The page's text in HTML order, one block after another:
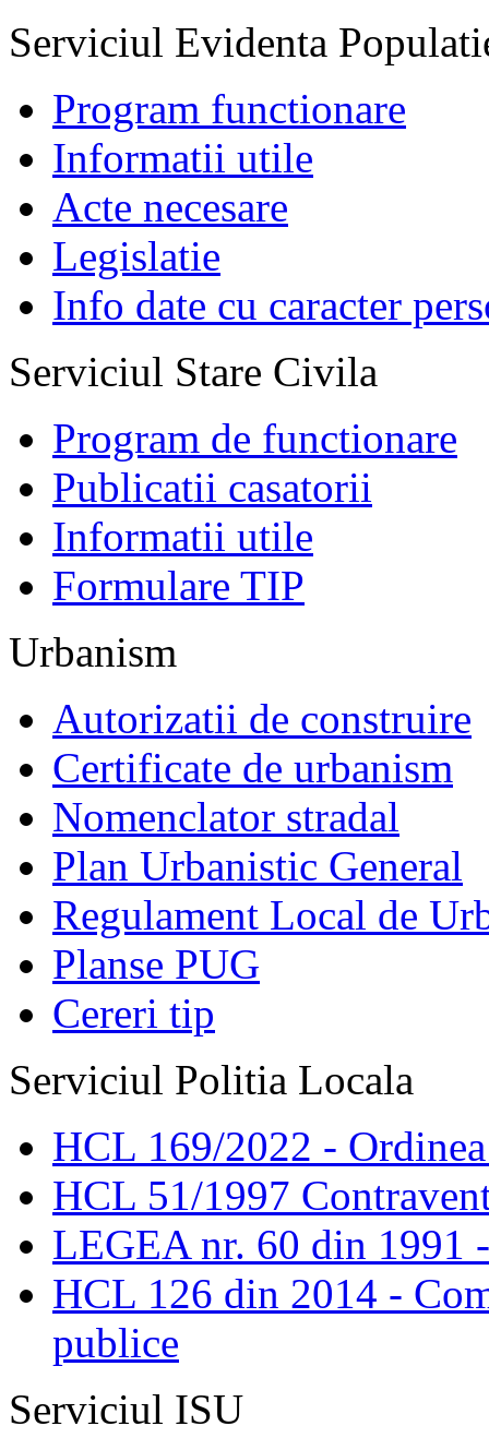
Serviciul Evidenta
Program functionare
Informatii utile
Acte necesare
Legislatie
Info date cu caracter
Serviciul Stare Civila
Program de functionare
Publicatii casatorii
Informatii utile
Formulare TIP
Urbanism
Autorizatii de construire
Certificate de urbanism
Nomenclator stradal
Plan Urbanistic General
Regulament Local de
Planse PUG
Cereri tip
Serviciul Politia Locala
HCL 169/2022 -
HCL 51/1997
LEGEA nr. 60 din 1991
HCL 126 din 2014 -
publice
Serviciul ISU